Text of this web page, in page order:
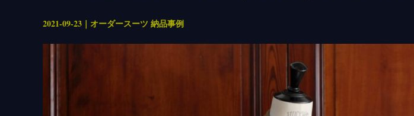
2021-09-23｜オーダースーツ 納品事例